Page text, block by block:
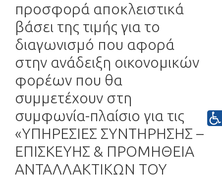
προσφορά αποκλειστικά
βάσει της τιμής για το
διαγωνισμό που αφορά
στην ανάδειξη οικονομικών
φορέων που θα
συμμετέχουν στη
συμφωνία-πλαίσιο για τις
«ΥΠΗΡΕΣΙΕΣ ΣΥΝΤΗΡΗΣΗΣ –
ΕΠΙΣΚΕΥΗΣ & ΠΡΟΜΗΘΕΙΑ
ΑΝΤΑΛΛΑΚΤΙΚΩΝ ΤΟΥ